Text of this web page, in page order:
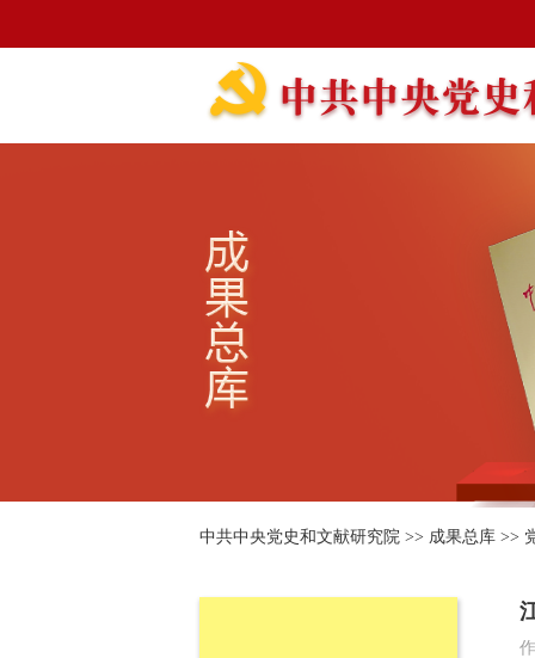
中共中央党史和文献研究院 >> 成果总库 >>